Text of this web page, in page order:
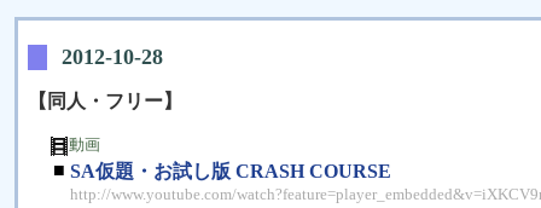
2012-10-28
【同人・フリー】
動画
■ SA仮題・お試し版 CRASH COURSE
http://www.youtube.com/